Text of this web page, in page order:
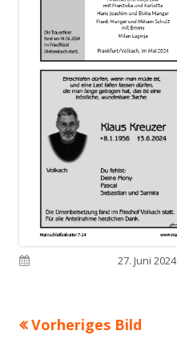
Veröffentlicht am27. Juni 2024
Vorheriges Bild